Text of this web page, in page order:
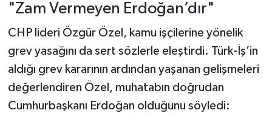
"Zam Vermeyen Erdoğan’dır"
CHP lideri Özgür Özel, kamu işçilerine yönelik
grev yasağını da sert sözlerle eleştirdi. Türk-İş’in
aldığı grev kararının ardından yaşanan gelişmeleri
değerlendiren Özel, muhatabın doğrudan
Cumhurbaşkanı Erdoğan olduğunu söyledi: